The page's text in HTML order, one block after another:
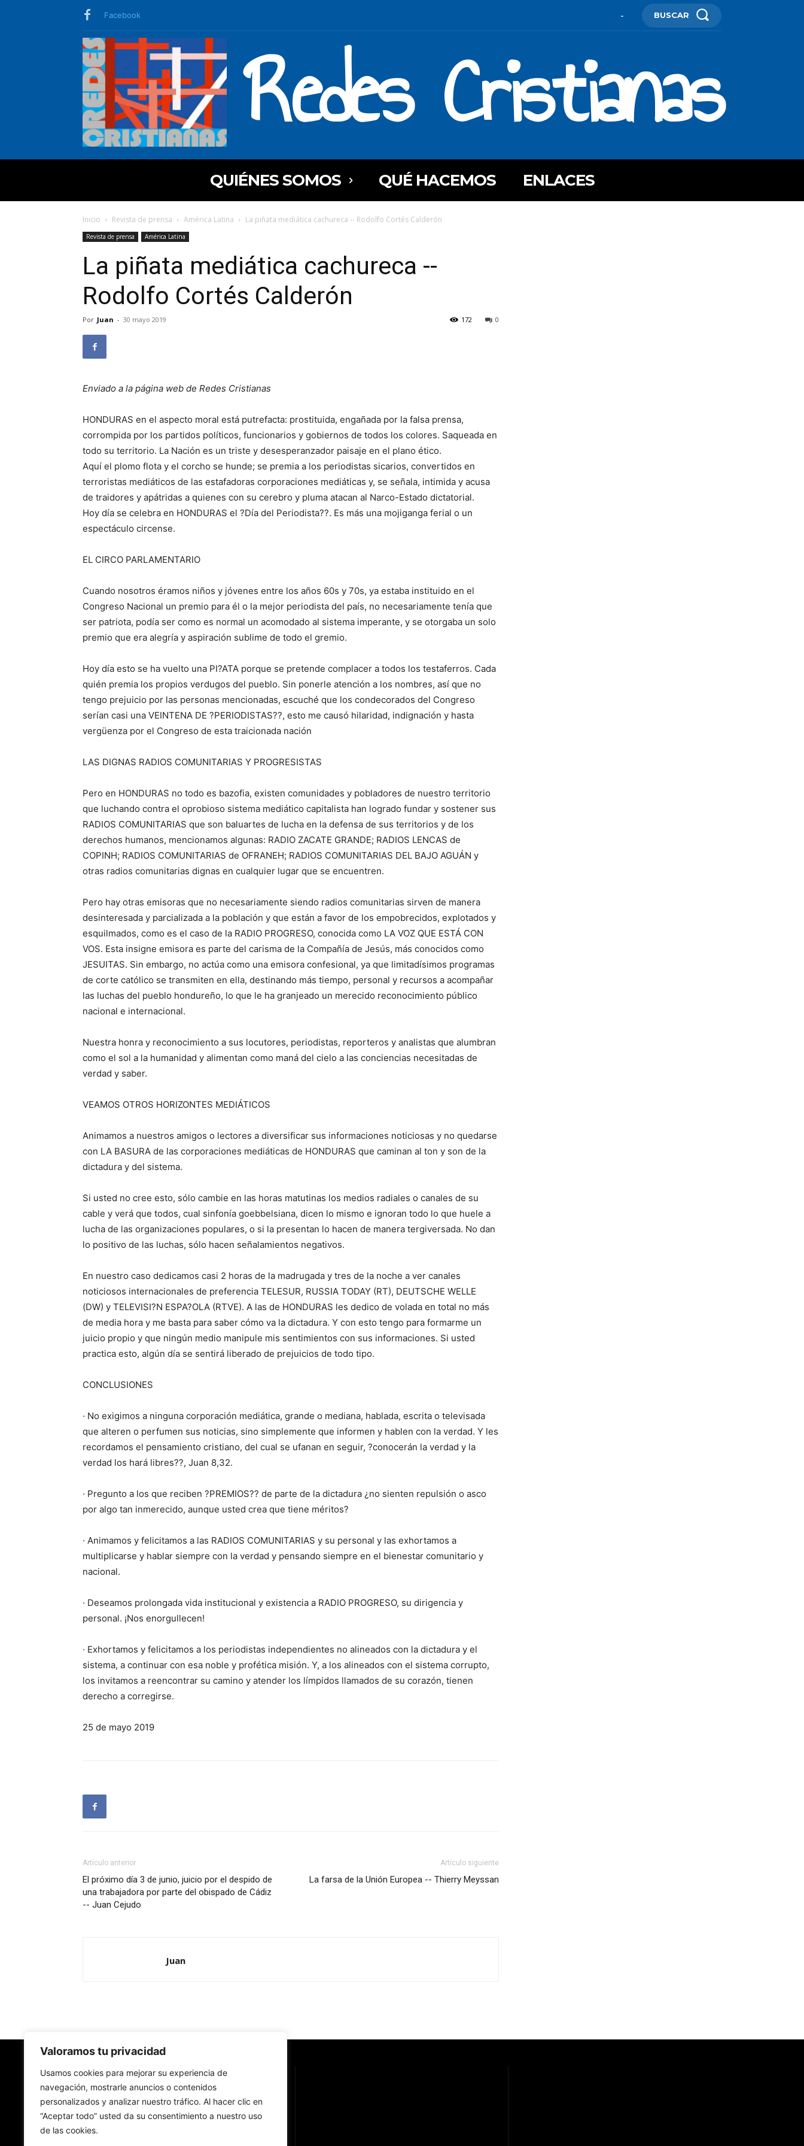
Valoramos tu privacidad
Usamos cookies para mejorar su experiencia de
navegación, mostrarle anuncios o contenidos
personalizados y analizar nuestro tráfico. Al hacer clic en
“Aceptar todo” usted da su consentimiento a nuestro uso
de las cookies.
Facebook - BUSCAR
Redes Cristianas
QUIÉNES SOMOS QUÉ HACEMOS ENLACES
Inicio Revista de prensa América Latina La piñata mediática cachureca -- Rodolfo Cortés Calderón
Revista de prensa América Latina
La piñata mediática cachureca --
Rodolfo Cortés Calderón
Por Juan - 30 mayo 2019 0
172
Enviado a la página web de Redes Cristianas
HONDURAS en el aspecto moral está putrefacta: prostituida, engañada por la falsa prensa,
corrompida por los partidos políticos, funcionarios y gobiernos de todos los colores. Saqueada en
todo su territorio. La Nación es un triste y desesperanzador paisaje en el plano ético.
Aquí el plomo flota y el corcho se hunde; se premia a los periodistas sicarios, convertidos en
terroristas mediáticos de las estafadoras corporaciones mediáticas y, se señala, intimida y acusa
de traidores y apátridas a quienes con su cerebro y pluma atacan al Narco-Estado dictatorial.
Hoy día se celebra en HONDURAS el ?Día del Periodista??. Es más una mojiganga ferial o un
espectáculo circense.
EL CIRCO PARLAMENTARIO
Cuando nosotros éramos niños y jóvenes entre los años 60s y 70s, ya estaba instituido en el
Congreso Nacional un premio para él o la mejor periodista del país, no necesariamente tenía que
ser patriota, podía ser como es normal un acomodado al sistema imperante, y se otorgaba un solo
premio que era alegría y aspiración sublime de todo el gremio.
Hoy día esto se ha vuelto una PI?ATA porque se pretende complacer a todos los testaferros. Cada
quién premia los propios verdugos del pueblo. Sin ponerle atención a los nombres, así que no
tengo prejuicio por las personas mencionadas, escuché que los condecorados del Congreso
serían casi una VEINTENA DE ?PERIODISTAS??, esto me causó hilaridad, indignación y hasta
vergüenza por el Congreso de esta traicionada nación
LAS DIGNAS RADIOS COMUNITARIAS Y PROGRESISTAS
Pero en HONDURAS no todo es bazofia, existen comunidades y pobladores de nuestro territorio
que luchando contra el oprobioso sistema mediático capitalista han logrado fundar y sostener sus
RADIOS COMUNITARIAS que son baluartes de lucha en la defensa de sus territorios y de los
derechos humanos, mencionamos algunas: RADIO ZACATE GRANDE; RADIOS LENCAS de
COPINH; RADIOS COMUNITARIAS de OFRANEH; RADIOS COMUNITARIAS DEL BAJO AGUÁN y
otras radios comunitarias dignas en cualquier lugar que se encuentren.
Pero hay otras emisoras que no necesariamente siendo radios comunitarias sirven de manera
desinteresada y parcializada a la población y que están a favor de los empobrecidos, explotados y
esquilmados, como es el caso de la RADIO PROGRESO, conocida como LA VOZ QUE ESTÁ CON
VOS. Esta insigne emisora es parte del carisma de la Compañía de Jesús, más conocidos como
JESUITAS. Sin embargo, no actúa como una emisora confesional, ya que limitadísimos programas
de corte católico se transmiten en ella, destinando más tiempo, personal y recursos a acompañar
las luchas del pueblo hondureño, lo que le ha granjeado un merecido reconocimiento público
nacional e internacional.
Nuestra honra y reconocimiento a sus locutores, periodistas, reporteros y analistas que alumbran
como el sol a la humanidad y alimentan como maná del cielo a las conciencias necesitadas de
verdad y saber.
VEAMOS OTROS HORIZONTES MEDIÁTICOS
Animamos a nuestros amigos o lectores a diversificar sus informaciones noticiosas y no quedarse
con LA BASURA de las corporaciones mediáticas de HONDURAS que caminan al ton y son de la
dictadura y del sistema.
Si usted no cree esto, sólo cambie en las horas matutinas los medios radiales o canales de su
cable y verá que todos, cual sinfonía goebbelsiana, dicen lo mismo e ignoran todo lo que huele a
lucha de las organizaciones populares, o si la presentan lo hacen de manera tergiversada. No dan
lo positivo de las luchas, sólo hacen señalamientos negativos.
En nuestro caso dedicamos casi 2 horas de la madrugada y tres de la noche a ver canales
noticiosos internacionales de preferencia TELESUR, RUSSIA TODAY (RT), DEUTSCHE WELLE
(DW) y TELEVISI?N ESPA?OLA (RTVE). A las de HONDURAS les dedico de volada en total no más
de media hora y me basta para saber cómo va la dictadura. Y con esto tengo para formarme un
juicio propio y que ningún medio manipule mis sentimientos con sus informaciones. Si usted
practica esto, algún día se sentirá liberado de prejuicios de todo tipo.
CONCLUSIONES
· No exigimos a ninguna corporación mediática, grande o mediana, hablada, escrita o televisada
que alteren o perfumen sus noticias, sino simplemente que informen y hablen con la verdad. Y les
recordamos el pensamiento cristiano, del cual se ufanan en seguir, ?conocerán la verdad y la
verdad los hará libres??, Juan 8,32.
· Pregunto a los que reciben ?PREMIOS?? de parte de la dictadura ¿no sienten repulsión o asco
por algo tan inmerecido, aunque usted crea que tiene méritos?
· Animamos y felicitamos a las RADIOS COMUNITARIAS y su personal y las exhortamos a
multiplicarse y hablar siempre con la verdad y pensando siempre en el bienestar comunitario y
nacional.
· Deseamos prolongada vida institucional y existencia a RADIO PROGRESO, su dirigencia y
personal. ¡Nos enorgullecen!
· Exhortamos y felicitamos a los periodistas independientes no alineados con la dictadura y el
sistema, a continuar con esa noble y profética misión. Y, a los alineados con el sistema corrupto,
los invitamos a reencontrar su camino y atender los límpidos llamados de su corazón, tienen
derecho a corregirse.
25 de mayo 2019
Artículo anterior
El próximo día 3 de junio, juicio por el despido de
una trabajadora por parte del obispado de Cádiz
-- Juan Cejudo
Artículo siguiente
La farsa de la Unión Europea -- Thierry Meyssan
Juan
Redes Cristianas
Una mirada alternativa sobre la Iglesia católica y la
- Colectivos de Redes Cristianas